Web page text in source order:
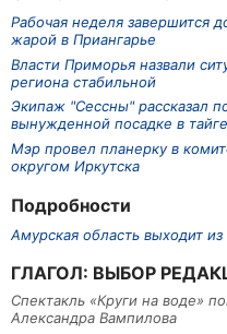
Рабочая неделя завершится
жарой в Приангарье
Власти Приморья назвали
региона стабильной
Экипаж "Сессны" рассказал
вынужденной посадке в тайге
Мэр провел планерку в
округом Иркутска
Подробности
Амурская область выходит
ГЛАГОЛ: ВЫБОР
Спектакль «Круги на воде»
Александра Вампилова